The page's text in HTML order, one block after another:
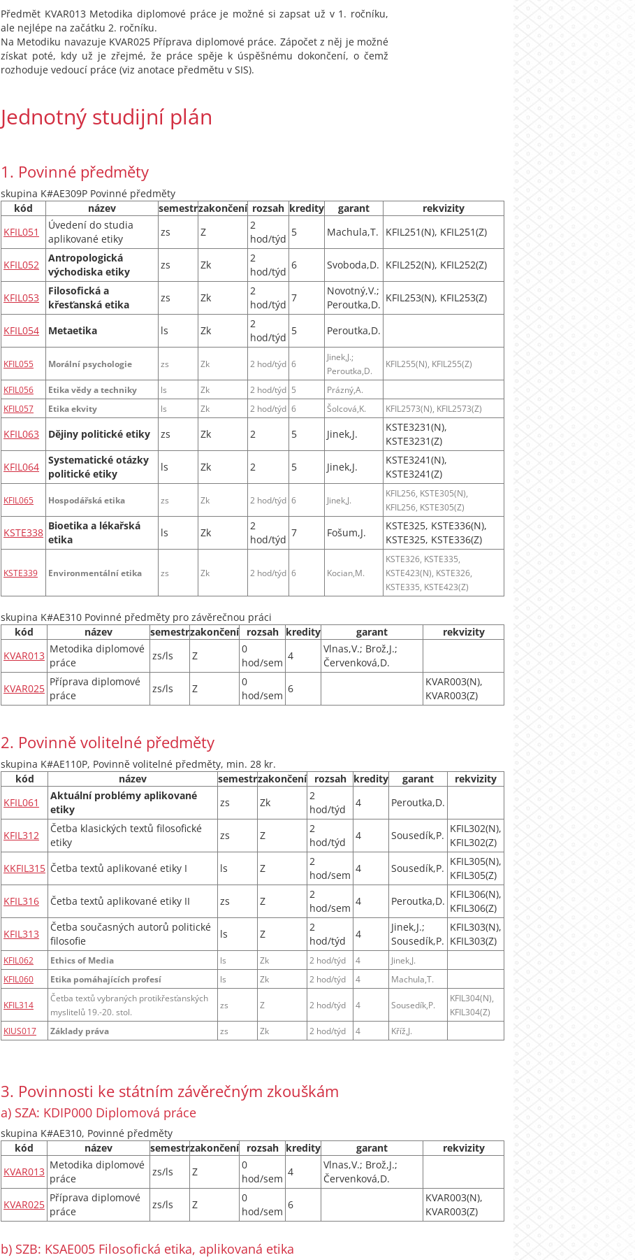
Předmět KVAR013 Metodika diplomové práce je možné si zapsat už v 1. ročníku,
ale nejlépe na začátku 2. ročníku.
Na Metodiku navazuje KVAR025 Příprava diplomové práce. Zápočet z něj je možné
získat poté, kdy už je zřejmé, že práce spěje k úspěšnému dokončení, o čemž
rozhoduje vedoucí práce (viz anotace předmětu v SIS).
Jednotný studijní plán
1. Povinné předměty
skupina K#AE309P Povinné předměty
kód
název semestrzakončení rozsah kredity garant
rekvizity
KFIL051
Úvedení do studia
aplikované etiky
zs Z
2
hod/týd
5 Machula,T. KFIL251(N), KFIL251(Z)
KFIL052
Antropologická
východiska etiky
zs Zk
2
hod/týd
6 Svoboda,D. KFIL252(N), KFIL252(Z)
KFIL053
Filosofická a
křesťanská etika
zs Zk
2
hod/týd
7
Novotný,V.;
Peroutka,D.
KFIL253(N), KFIL253(Z)
KFIL054 Metaetika ls Zk
2
hod/týd
5 Peroutka,D.
KFIL055 Morální psychologie zs Zk 2 hod/týd 6
Jinek,J.;
Peroutka,D.
KFIL255(N), KFIL255(Z)
KFIL056 Etika vědy a techniky ls Zk 2 hod/týd 5
Prázný,A.
KFIL057
Etika ekvity ls Zk 2 hod/týd 6 Šolcová,K. KFIL2573(N), KFIL2573(Z)
KFIL063 Dějiny politické etiky zs Zk 2 5 Jinek,J.
KSTE3231(N),
KSTE3231(Z)
KFIL064
Systematické otázky
politické etiky
ls Zk 2 5 Jinek,J.
KSTE3241(N),
KSTE3241(Z)
KFIL065 Hospodářská etika zs Zk 2 hod/týd 6 Jinek,J.
KFIL256, KSTE305(N),
KFIL256, KSTE305(Z)
KSTE338
Bioetika a lékařská
etika
ls Zk
2
hod/týd
7 Fošum,J.
KSTE325, KSTE336(N),
KSTE325, KSTE336(Z)
KSTE339 Environmentální etika zs Zk 2 hod/týd 6 Kocian,M.
KSTE326, KSTE335,
KSTE423(N), KSTE326,
KSTE335, KSTE423(Z)
skupina K#AE310 Povinné předměty pro závěrečnou práci
kód
název semestrzakončení rozsah kredity garant
rekvizity
KVAR013
Metodika diplomové
práce
zs/ls Z
0
hod/sem
4
Vlnas,V.; Brož,J.;
Červenková,D.
KVAR025
Příprava diplomové
práce
zs/ls Z
0
hod/sem
6
KVAR003(N),
KVAR003(Z)
2. Povinně volitelné předměty
skupina K#AE110P, Povinně volitelné předměty, min. 28 kr.
kód
název semestrzakončení rozsah kredity garant
rekvizity
KFIL061
Aktuální problémy aplikované
etiky
zs Zk
2
hod/týd
4 Peroutka,D.
KFIL312
Četba klasických textů filosofické
etiky
zs Z
2
hod/týd
4 Sousedík,P.
KFIL302(N),
KFIL302(Z)
KKFIL315 Četba textů aplikované etiky I ls Z
2
hod/sem
4 Sousedík,P.
KFIL305(N),
KFIL305(Z)
KFIL316
Četba textů aplikované etiky II zs Z
2
hod/sem
4 Peroutka,D.
KFIL306(N),
KFIL306(Z)
KFIL313
Četba současných autorů politické
filosofie
ls Z
2
hod/týd
4
Jinek,J.;
Sousedík,P.
KFIL303(N),
KFIL303(Z)
KFIL062 Ethics of Media ls Zk 2 hod/týd 4
Jinek,J.
KFIL060
Etika pomáhajících profesí ls Zk 2 hod/týd 4 Machula,T.
KFIL314
Četba textů vybraných protikřesťanských
myslitelů 19.-20. stol.
zs Z 2 hod/týd 4 Sousedík,P.
KFIL304(N),
KFIL304(Z)
KIUS017
Základy práva zs Zk 2 hod/týd 4 Kříž,J.
3. Povinnosti ke státním závěrečným zkouškám
a) SZA: KDIP000 Diplomová práce
skupina K#AE310, Povinné předměty
kód
název semestrzakončení rozsah kredity garant
rekvizity
KVAR013
Metodika diplomové
práce
zs/ls Z
0
hod/sem
4
Vlnas,V.; Brož,J.;
Červenková,D.
KVAR025
Příprava diplomové
práce
zs/ls Z
0
hod/sem
6
KVAR003(N),
KVAR003(Z)
b) SZB: KSAE005 Filosofická etika, aplikovaná etika